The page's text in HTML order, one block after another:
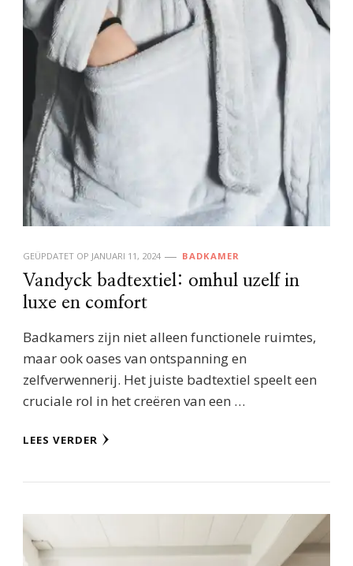
GEÜPDATET OP JANUARI 11, 2024 BADKAMER
Vandyck badtextiel: omhul uzelf in
luxe en comfort
Badkamers zijn niet alleen functionele ruimtes,
maar ook oases van ontspanning en
zelfverwennerij. Het juiste badtextiel speelt een
cruciale rol in het creëren van een …
LEES VERDER